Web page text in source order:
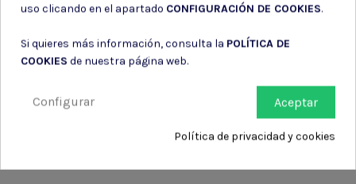
Pantalon trekking
PANTALON NEGRO-GRIS RIN
PANTALON MEMBRANA
CAMULINCE
uso clicando en el apartado CONFIGURACIÓN DE COOKIES.
Si quieres más información, consulta la POLÍTICA DE
COOKIES de nuestra página web.
Aceptar
Configurar
Política de privacidad y cookies